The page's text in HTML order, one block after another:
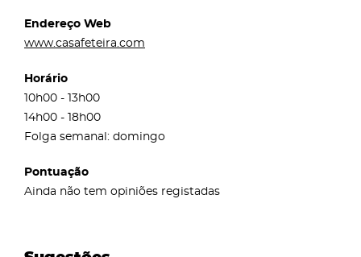
Endereço Web
www.casafeteira.com
Horário
10h00 - 13h00
14h00 - 18h00
Folga semanal: domingo
Pontuação
Ainda não tem opiniões registadas